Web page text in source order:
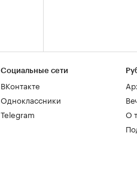
Социальные сети
ВКонтакте
Одноклассники
Telegram
О